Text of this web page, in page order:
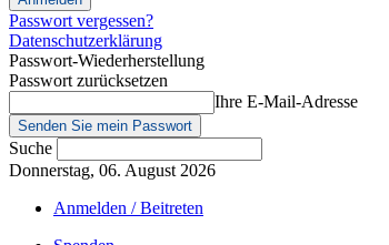
Passwort vergessen?
Datenschutzerklärung
Passwort-Wiederherstellung
Passwort zurücksetzen
Ihre E-Mail-Adresse
Suche
Donnerstag, 06. August 2026
Anmelden / Beitreten